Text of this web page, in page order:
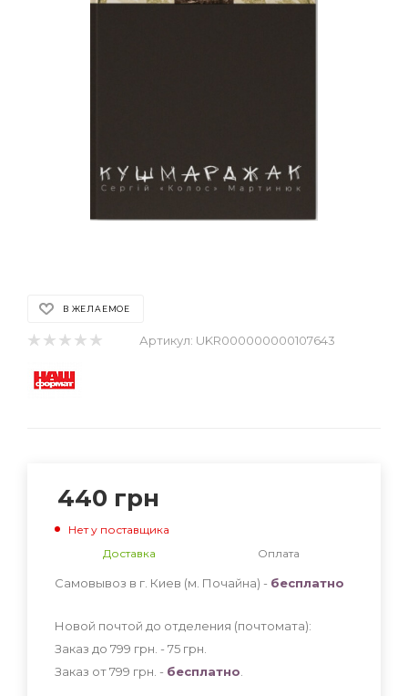
В ЖЕЛАЕМОЕ
Артикул: UKR000000000107643
440 грн
Нет у поставщика
Доставка
Оплата
Самовывоз в г. Киев (м. Почайна) - бесплатно
Новой почтой до отделения (почтомата):
Заказ до 799 грн. - 75 грн
Заказ от 799 грн. - бесплатно